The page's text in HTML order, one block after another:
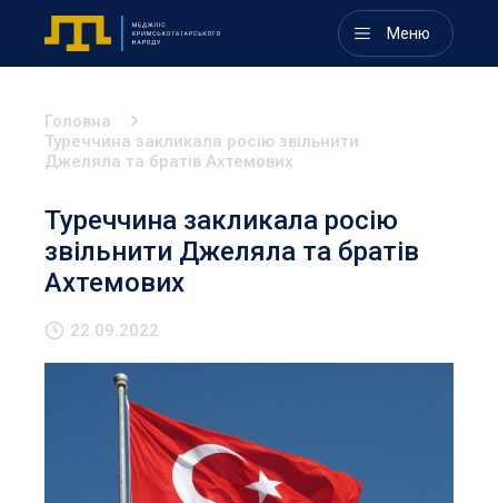
Меню
Головна
Туреччина закликала росію звільнити
Джеляла та братів Ахтемових
Туреччина закликала росію
звільнити Джеляла та братів
Ахтемових
22.09.2022